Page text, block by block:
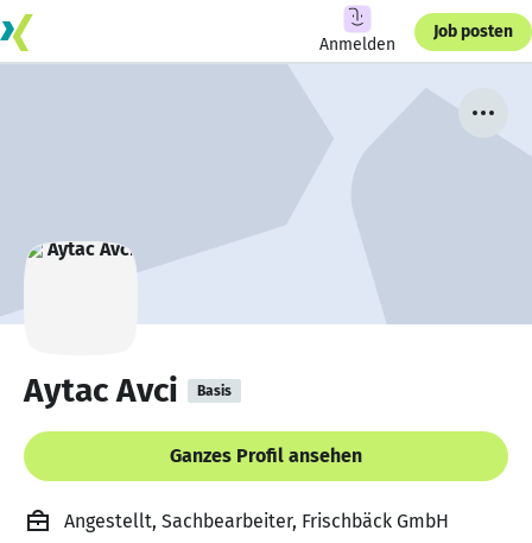
Anmelden
Job posten
Aytac Avci Basis
Ganzes Profil ansehen
Angestellt, Sachbearbeiter, Frischbäck GmbH